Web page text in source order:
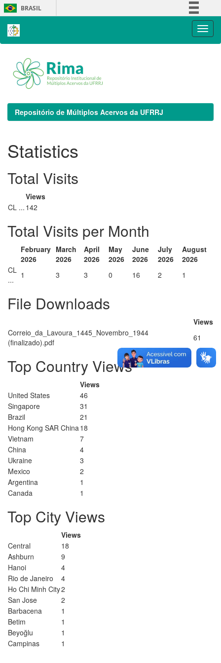
Skip
navigation
BRASIL
Repositório de Múltiplos Acervos da UFRRJ
Statistics
Total Visits
Views
CL ... 142
Total Visits per Month
February
2026
March
2026
April
2026
May
2026
June
2026
July
2026
August
2026
CL
...
1 3 3 0 16 2 1
File Downloads
Views
Correio_da_Lavoura_1445_Novembro_1944
(finalizado).pdf
61
Top Country Views
Views
United States
46
Singapore
31
Brazil
21
Hong Kong SAR China 18
Vietnam
7
China
4
Ukraine
3
Mexico
2
Argentina
1
Canada
1
Top City Views
Views
Central
18
Ashburn
9
Hanoi
4
Rio de Janeiro
4
Ho Chi Minh City2
San Jose
2
Barbacena
1
Betim
1
Beyoğlu
1
Campinas
1